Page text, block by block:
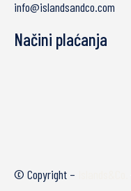
info@islandsandco.com
Načini plaćanja
© Copyright –